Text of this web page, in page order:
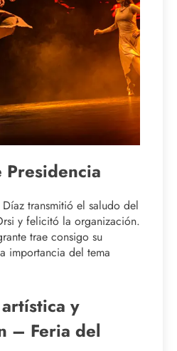
transmitió el saludo del
y felicitó la organización.
trae consigo su
importancia del tema
y
– Feria del